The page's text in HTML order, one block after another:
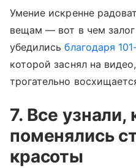
Умение искренне
вещам — вот в чем
убедилисьблагодаря
которой заснял на
трогательно
7. Все узнали,
поменялись
красоты